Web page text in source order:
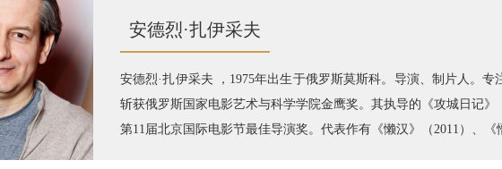
安德烈·扎伊采夫
安德烈·扎伊采夫 ，1975年出生于俄罗斯莫斯科。导演、制片人。
斩获俄罗斯国家电影艺术与科学学院金鹰奖。其执导的《攻城日记》
第11届北京国际电影节最佳导演奖。代表作有《懒汉》（2011）、